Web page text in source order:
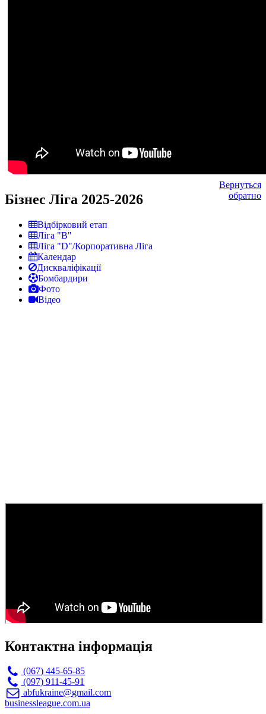
Вернуться
обратно
Бізнес Ліга 2025-2026
Відбірковий етап
Ліга "В"
Ліга "D"/Корпоративна Ліга
Календар
Дискваліфікації
Бомбардири
Фото
Відео
Контактна інформація
(067) 445-65-85
(097) 911-45-91
abfukraine@gmail.com
businessleague.com.ua